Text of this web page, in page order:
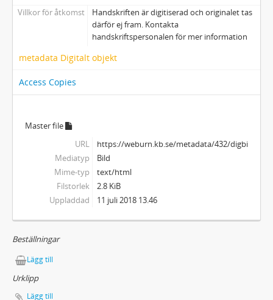
Villkor för åtkomst
Handskriften är digitiserad och originalet tas
därför ej fram. Kontakta
handskriftspersonalen för mer information
metadata Digitalt objekt
Access Copies
Master file
URL
https://weburn.kb.se/metadata/432/
Mediatyp
Bild
Mime-typ
text/html
Filstorlek
2.8 KiB
Uppladdad
11 juli 2018 13.46
Beställningar
Lägg till
Urklipp
Lägg till